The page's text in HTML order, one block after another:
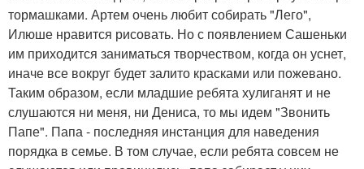
тормашками. Артем очень любит собирать "Лего",
Илюше нравится рисовать. Но с появлением Сашеньки
им приходится заниматься творчеством, когда он уснет,
иначе все вокруг будет залито красками или пожевано.
Таким образом, если младшие ребята хулиганят и не
слушаются ни меня, ни Дениса, то мы идем "Звонить
Папе". Папа - последняя инстанция для наведения
порядка в семье. В том случае, если ребята совсем не